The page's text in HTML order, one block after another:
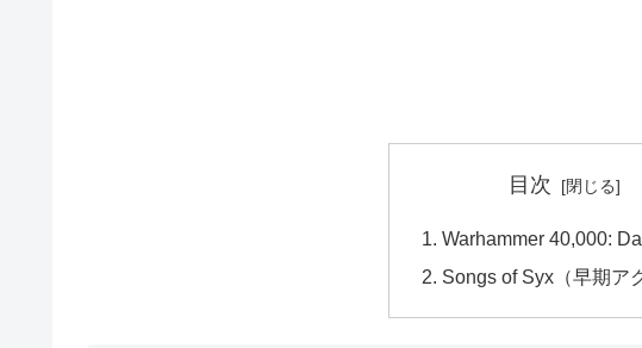
目次
Warhammer 40,000:
Songs of Syx（早期ア